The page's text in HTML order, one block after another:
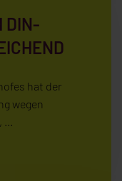
DIN-
hat der
wegen
…